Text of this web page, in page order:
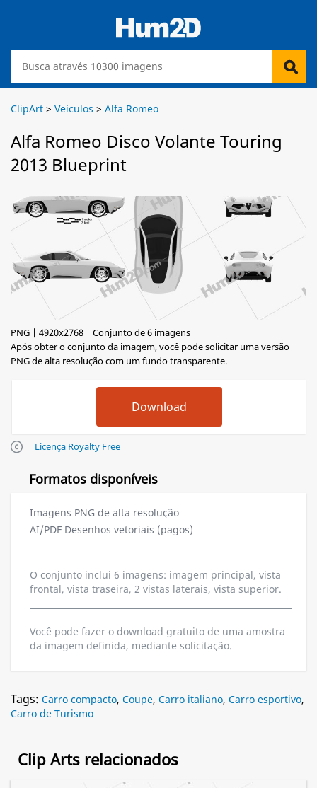
ClipArt > Veículos > Alfa Romeo
Alfa Romeo Disco Volante Touring
2013 Blueprint
PNG | 4920x2768 | Conjunto de 6 imagens
Após obter o conjunto da imagem, você pode solicitar uma versão
PNG de alta resolução com um fundo transparente.
Licença Royalty Free
Formatos disponíveis
Imagens PNG de alta resolução
AI/PDF Desenhos vetoriais (pagos)
O conjunto inclui 6 imagens: imagem principal, vista
frontal, vista traseira, 2 vistas laterais, vista superior.
Você pode fazer o download gratuito de uma amostra
da imagem definida, mediante solicitação.
Tags: Carro compacto, Coupe, Carro italiano, Carro esportivo,
Carro de Turismo
Clip Arts relacionados